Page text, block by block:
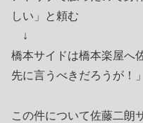
しい」と頼む
↓
橋本サイドは橋本楽屋へ
先に言うべきだろうが！
この件について佐藤二朗